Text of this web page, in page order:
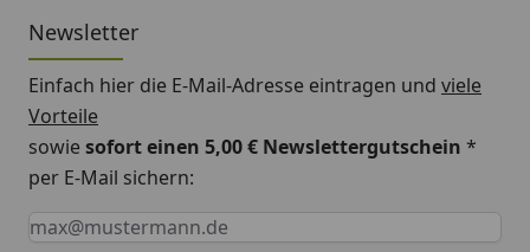
Newsletter
Einfach hier die E-Mail-Adresse eintragen und viele
Vorteile
sowiesofort einen 5,00 € Newslettergutschein *
per E-Mail sichern:
Keine Eingabe erforderlich
Eingabe erforderlich
E-Mail *